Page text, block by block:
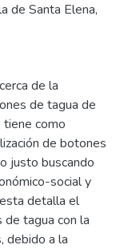
de Santa Elena,
de la
de tagua de
tiene como
de botones
justo buscando
social y
detalla el
tagua con la
debido a la